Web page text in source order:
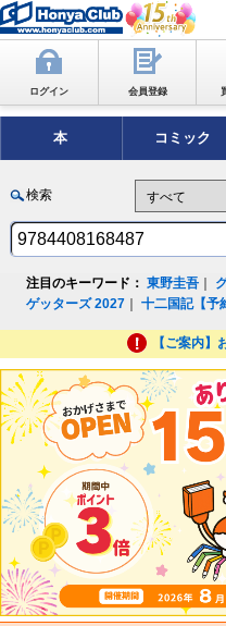
ログイン 会員登録
本 コミック
検索
注目のキーワード： 東野圭吾
ゲッターズ 2027 ｜十二国記【予
【ご案内】